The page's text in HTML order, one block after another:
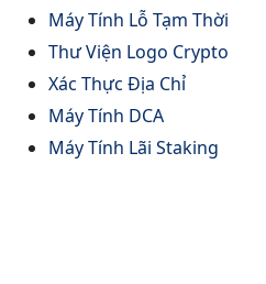
Máy Tính Lỗ Tạm Thời
Thư Viện Logo Crypto
Xác Thực Địa Chỉ
Máy Tính DCA
Máy Tính Lãi Staking